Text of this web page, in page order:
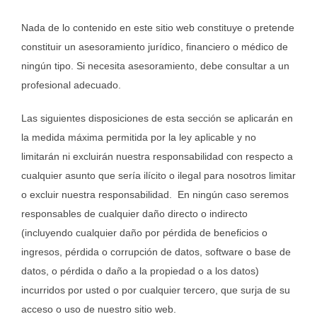
Nada de lo contenido en este sitio web constituye o pretende
constituir un asesoramiento jurídico, financiero o médico de
ningún tipo. Si necesita asesoramiento, debe consultar a un
profesional adecuado.
Las siguientes disposiciones de esta sección se aplicarán en
la medida máxima permitida por la ley aplicable y no
limitarán ni excluirán nuestra responsabilidad con respecto a
cualquier asunto que sería ilícito o ilegal para nosotros limitar
o excluir nuestra responsabilidad. En ningún caso seremos
responsables de cualquier daño directo o indirecto
(incluyendo cualquier daño por pérdida de beneficios o
ingresos, pérdida o corrupción de datos, software o base de
datos, o pérdida o daño a la propiedad o a los datos)
incurridos por usted o por cualquier tercero, que surja de su
acceso o uso de nuestro sitio web.